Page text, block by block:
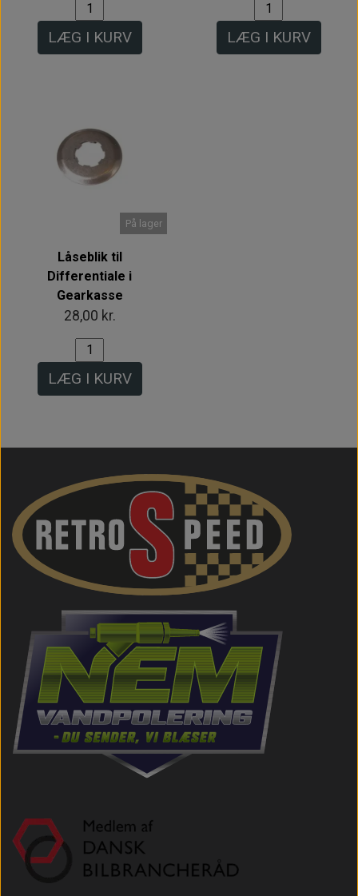
LÆG I KURV LÆG I KURV
På lager
Låseblik til
Differentiale i
Gearkasse
28,00 kr.
LÆG I KURV